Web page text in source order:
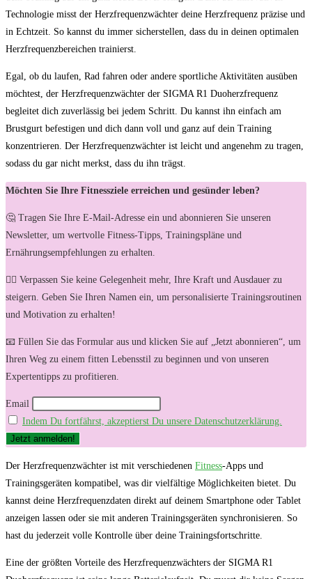
Technologie misst der Herzfrequenzwächter deine Herzfrequenz präzise und
in Echtzeit. So kannst du immer sicherstellen, dass du in deinen optimalen
Herzfrequenzbereichen trainierst.
Egal, ob du laufen, Rad fahren oder andere sportliche Aktivitäten ausüben
möchtest, der Herzfrequenzwächter der SIGMA R1 Duoherzfrequenz
begleitet dich zuverlässig bei jedem Schritt. Du kannst ihn einfach am
Brustgurt befestigen und dich dann voll und ganz auf dein Training
konzentrieren. Der Herzfrequenzwächter ist leicht und angenehm zu tragen,
sodass du gar nicht merkst, dass du ihn trägst.
Möchten Sie Ihre Fitnessziele erreichen und gesünder leben?
🤔 Tragen Sie Ihre E-Mail-Adresse ein und abonnieren Sie unseren
Newsletter, um wertvolle Fitness-Tipps, Trainingspläne und
Ernährungsempfehlungen zu erhalten.
🏋️‍♀️ Verpassen Sie keine Gelegenheit mehr, Ihre Kraft und Ausdauer zu
steigern. Geben Sie Ihren Namen ein, um personalisierte Trainingsroutinen
und Motivation zu erhalten!
📧 Füllen Sie das Formular aus und klicken Sie auf „Jetzt abonnieren“, um
Ihren Weg zu einem fitten Lebensstil zu beginnen und von unseren
Expertentipps zu profitieren.
Email
Indem Du fortfährst, akzeptierst Du unsere Datenschutzerklärung.
Der Herzfrequenzwächter ist mit verschiedenen Fitness-Apps und
Trainingsgeräten kompatibel, was dir vielfältige Möglichkeiten bietet. Du
kannst deine Herzfrequenzdaten direkt auf deinem Smartphone oder Tablet
anzeigen lassen oder sie mit anderen Trainingsgeräten synchronisieren. So
hast du jederzeit volle Kontrolle über deine Trainingsfortschritte.
Eine der größten Vorteile des Herzfrequenzwächters der SIGMA R1